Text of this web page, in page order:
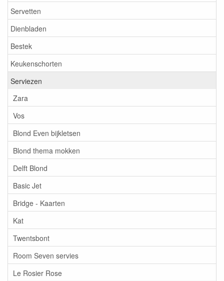
Servetten
Dienbladen
Bestek
Keukenschorten
Serviezen
Zara
Vos
Blond Even bijkletsen
Blond thema mokken
Delft Blond
Basic Jet
Bridge - Kaarten
Kat
Twentsbont
Room Seven servies
Le Rosier Rose